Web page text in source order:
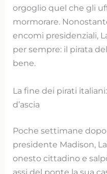
orgoglio quel che gli
mormorare.
encomi presidenziali,
per sempre: il pirata
bene.
La fine dei pirati
d’ascia
Poche settimane
presidente Madison,
onesto cittadino e